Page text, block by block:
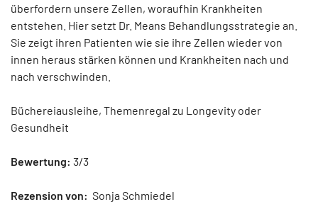
überfordern unsere Zellen, woraufhin Krankheiten
entstehen. Hier setzt Dr. Means Behandlungsstrategie an.
Sie zeigt ihren Patienten wie sie ihre Zellen wieder von
innen heraus stärken können und Krankheiten nach und
nach verschwinden.
Büchereiausleihe, Themenregal zu Longevity oder
Gesundheit
Bewertung: 3/3
Rezension von: Sonja Schmiedel